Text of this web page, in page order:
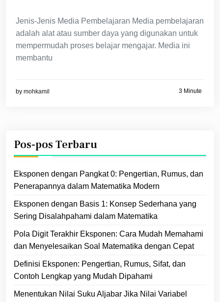
Jenis-Jenis Media Pembelajaran Media pembelajaran
adalah alat atau sumber daya yang digunakan untuk
mempermudah proses belajar mengajar. Media ini
membantu
by mohkamil 3 Minute
Pos-pos Terbaru
Eksponen dengan Pangkat 0: Pengertian, Rumus, dan
Penerapannya dalam Matematika Modern
Eksponen dengan Basis 1: Konsep Sederhana yang
Sering Disalahpahami dalam Matematika
Pola Digit Terakhir Eksponen: Cara Mudah Memahami
dan Menyelesaikan Soal Matematika dengan Cepat
Definisi Eksponen: Pengertian, Rumus, Sifat, dan
Contoh Lengkap yang Mudah Dipahami
Menentukan Nilai Suku Aljabar Jika Nilai Variabel